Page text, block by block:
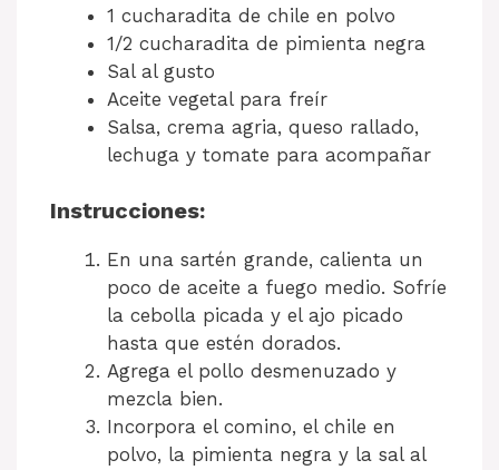
1 cucharadita de chile en polvo
1/2 cucharadita de pimienta negra
Sal al gusto
Aceite vegetal para freír
Salsa, crema agria, queso rallado,
lechuga y tomate para acompañar
Instrucciones:
En una sartén grande, calienta un
poco de aceite a fuego medio. Sofríe
la cebolla picada y el ajo picado
hasta que estén dorados.
Agrega el pollo desmenuzado y
mezcla bien.
Incorpora el comino, el chile en
polvo, la pimienta negra y la sal al